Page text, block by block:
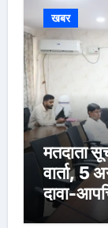
खबर
मतदाता
वार्ता, 5
दावा-